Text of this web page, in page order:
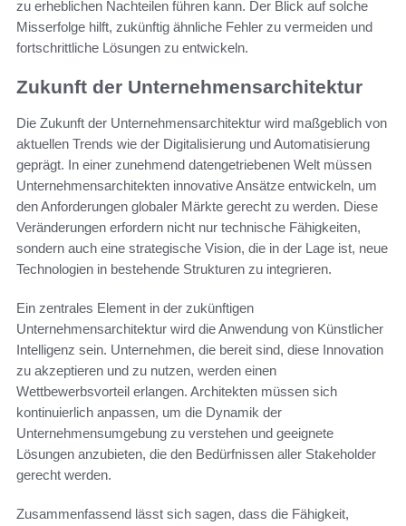
zu erheblichen Nachteilen führen kann. Der Blick auf solche
Misserfolge hilft, zukünftig ähnliche Fehler zu vermeiden und
fortschrittliche Lösungen zu entwickeln.
Zukunft der Unternehmensarchitektur
Die Zukunft der Unternehmensarchitektur wird maßgeblich von
aktuellen Trends wie der Digitalisierung und Automatisierung
geprägt. In einer zunehmend datengetriebenen Welt müssen
Unternehmensarchitekten innovative Ansätze entwickeln, um
den Anforderungen globaler Märkte gerecht zu werden. Diese
Veränderungen erfordern nicht nur technische Fähigkeiten,
sondern auch eine strategische Vision, die in der Lage ist, neue
Technologien in bestehende Strukturen zu integrieren.
Ein zentrales Element in der zukünftigen
Unternehmensarchitektur wird die Anwendung von Künstlicher
Intelligenz sein. Unternehmen, die bereit sind, diese Innovation
zu akzeptieren und zu nutzen, werden einen
Wettbewerbsvorteil erlangen. Architekten müssen sich
kontinuierlich anpassen, um die Dynamik der
Unternehmensumgebung zu verstehen und geeignete
Lösungen anzubieten, die den Bedürfnissen aller Stakeholder
gerecht werden.
Zusammenfassend lässt sich sagen, dass die Fähigkeit,